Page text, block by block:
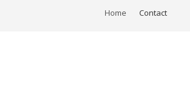
BREADCRUMB
Home Contact